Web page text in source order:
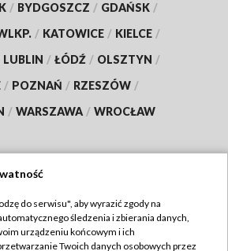
/ BYDGOSZCZ / GDAŃSK /
/ KATOWICE / KIELCE /
LUBLIN / ŁÓDŹ / OLSZTYN /
/ POZNAŃ / RZESZÓW /
/ WARSZAWA / WROCŁAW
TVP
do serwisu", aby wyrazić zgody na
śledzenia i zbierania danych,
urządzeniu końcowym i ich
Twoich danych osobowych przez